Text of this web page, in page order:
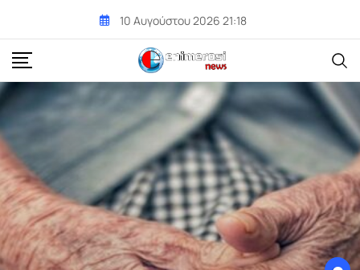
content
10 Αυγούστου 2026 21:18